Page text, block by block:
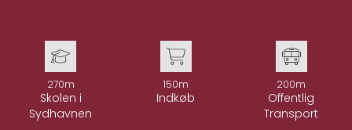
270m
Skolen i
Sydhavnen
150m
Indkøb
200m
Offentlig
Transport